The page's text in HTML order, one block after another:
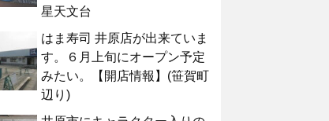
星天文台
はま寿司 井原店が出来ていま
す。６月上旬にオープン予定
みたい。【開店情報】(笹賀町
辺り)